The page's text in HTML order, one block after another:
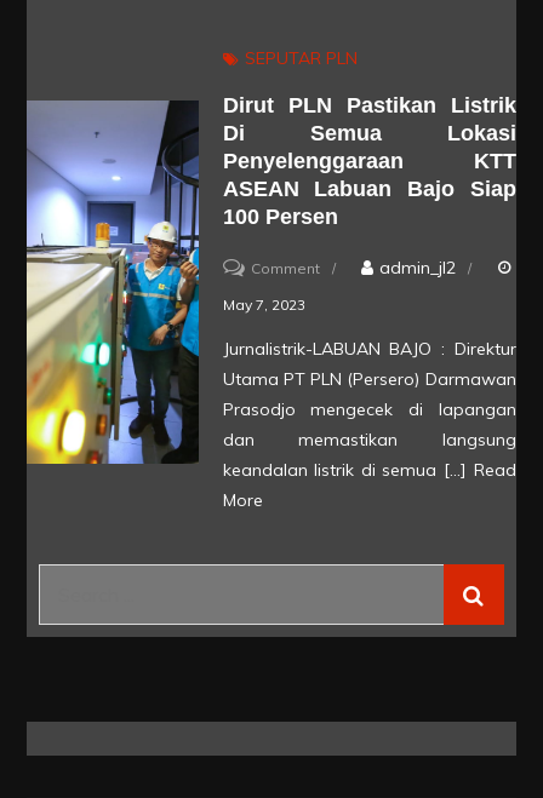
Gubernur
NTT
Pimpin
Apel
Kelistrikan
SEPUTAR PLN
Dirut PLN Pastikan Listrik
Di Semua Lokasi
Penyelenggaraan KTT
ASEAN Labuan Bajo Siap
100 Persen
Commenton
di
Semua
KTT
Labuan
admin_jl2
May 7, 2023
Jurnalistrik-LABUAN BAJO : Direktur
Utama PT PLN (Persero) Darmawan
Prasodjo mengecek di lapangan
dan memastikan langsung
keandalan listrik di semua […] Read
More